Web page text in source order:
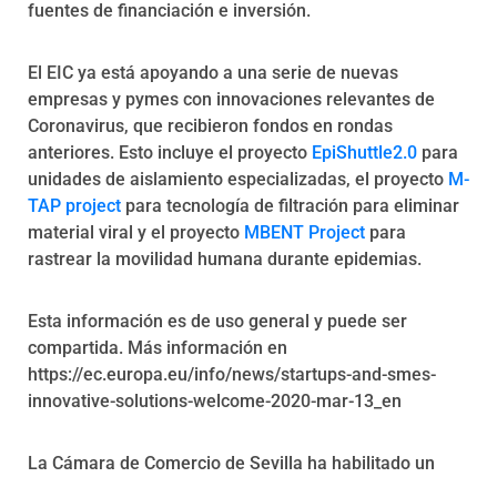
fuentes de financiación e inversión.
El EIC ya está apoyando a una serie de nuevas
empresas y pymes con innovaciones relevantes de
Coronavirus, que recibieron fondos en rondas
anteriores. Esto incluye el proyecto EpiShuttle2.0 para
unidades de aislamiento especializadas, el proyecto M-
TAP project para tecnología de filtración para eliminar
material viral y el proyecto MBENT Project para
rastrear la movilidad humana durante epidemias.
Esta información es de uso general y puede ser
compartida. Más información en
https://ec.europa.eu/info/news/startups-and-smes-
innovative-solutions-welcome-2020-mar-13_en
La Cámara de Comercio de Sevilla ha habilitado un